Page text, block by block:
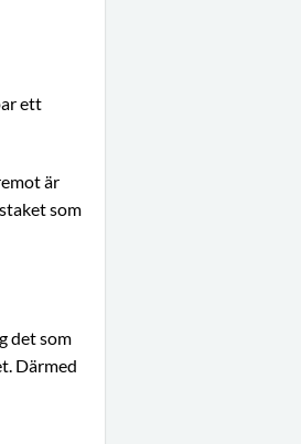
ett
är
som
det som
Därmed